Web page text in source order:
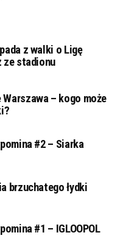
z walki o Ligę
ze stadionu
Warszawa – kogo może
#2 – Siarka
brzuchatego łydki
#1 – IGLOOPOL